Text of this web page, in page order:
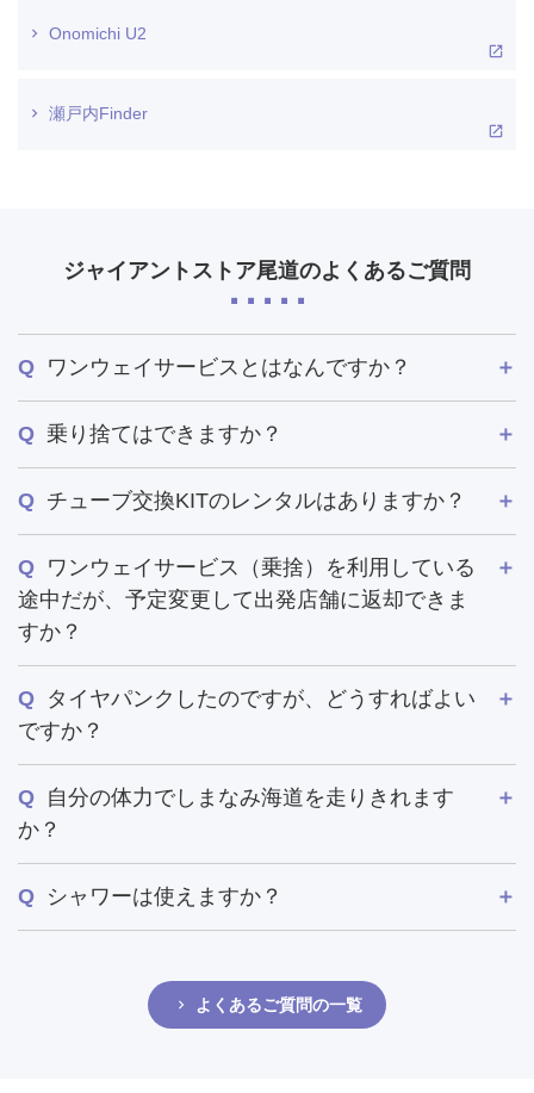
Onomichi U2
瀬戸内Finder
ジャイアントストア尾道のよくあるご質問
ワンウェイサービスとはなんですか？
乗り捨てはできますか？
チューブ交換KITのレンタルはありますか？
ワンウェイサービス（乗捨）を利用している
途中だが、予定変更して出発店舗に返却できま
すか？
タイヤパンクしたのですが、どうすればよい
ですか？
自分の体力でしまなみ海道を走りきれます
か？
シャワーは使えますか？
よくあるご質問の一覧